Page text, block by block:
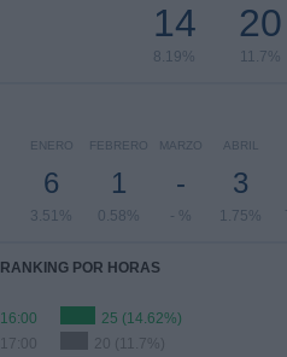
14
8.19%
20
11.7%
ENERO
6
3.51%
FEBRERO
1
0.58%
MARZO
-
- %
ABRIL
3
1.75%
RANKING POR HORAS
16:00
25 (14.62%)
17:00
20 (11.7%)